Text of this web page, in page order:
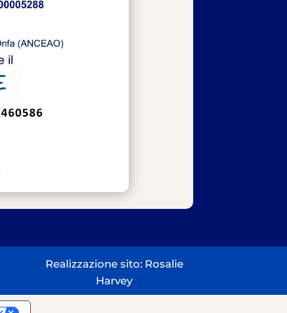
Realizzazione sito: Rosalie
Harvey